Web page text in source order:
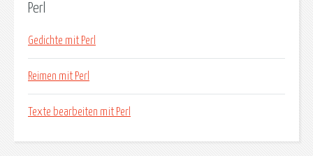
Perl
Gedichte mit Perl
Reimen mit Perl
Texte bearbeiten mit Perl